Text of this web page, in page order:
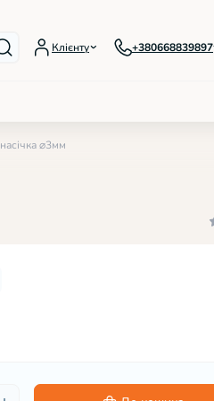
гель-лаки, серія Lumi
гель-лаки Confetti
лаки з пластівцями Yuki
Клієнту +380668839897
⌀3мм